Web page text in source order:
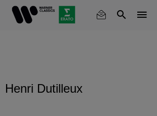
Henri Dutilleux